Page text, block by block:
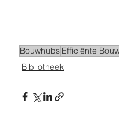
BouwhubsEfficiënte
Bibliotheek